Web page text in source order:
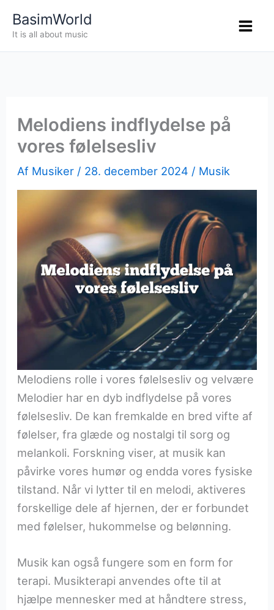
BasimWorld
It is all about music
Melodiens indflydelse på
vores følelsesliv
Af Musiker / 28. december 2024 / Musik
Melodiens rolle i vores følelsesliv og velvære
Melodier har en dyb indflydelse på vores
følelsesliv. De kan fremkalde en bred vifte af
følelser, fra glæde og nostalgi til sorg og
melankoli. Forskning viser, at musik kan
påvirke vores humør og endda vores fysiske
tilstand. Når vi lytter til en melodi, aktiveres
forskellige dele af hjernen, der er forbundet
med følelser, hukommelse og belønning.
Musik kan også fungere som en form for
terapi. Musikterapi anvendes ofte til at
hjælpe mennesker med at håndtere stress,